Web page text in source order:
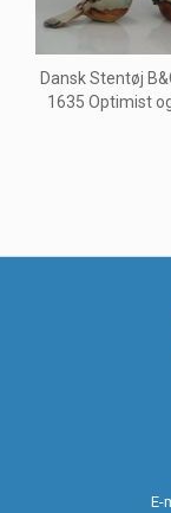
Dansk Stentøj
1635 Optimist
E-